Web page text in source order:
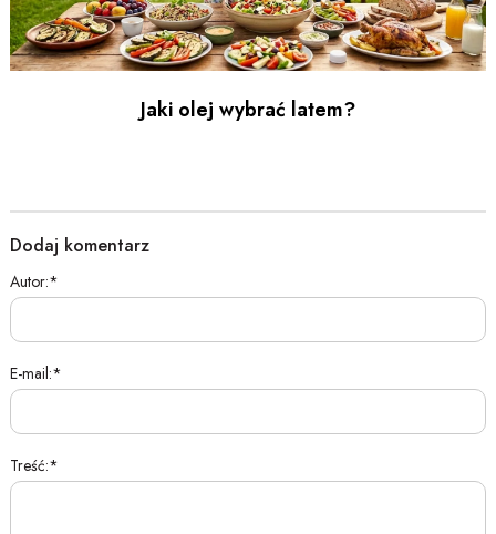
Jaki olej wybrać latem?
Dodaj komentarz
Autor:
E-mail:
Treść: